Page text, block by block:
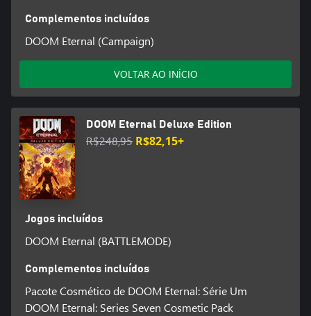
Complementos incluídos
DOOM Eternal (Campaign)
VOLTAR AO INÍCIO
DOOM Eternal Deluxe Edition
R$248,95 R$82,15+
Jogos incluídos
DOOM Eternal (BATTLEMODE)
Complementos incluídos
Pacote Cosmético de DOOM Eternal: Série Um
DOOM Eternal: Series Seven Cosmetic Pack